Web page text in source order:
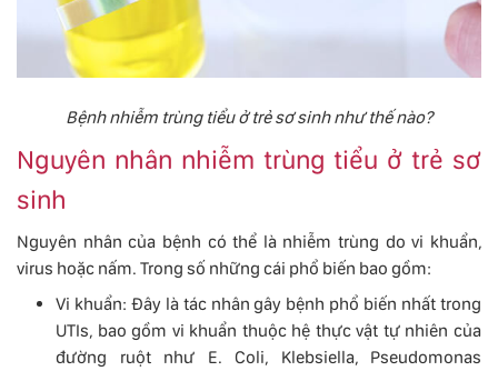
Bệnh nhiễm trùng tiểu ở trẻ sơ sinh như thế nào?
Nguyên nhân nhiễm trùng tiểu ở trẻ sơ
sinh
Nguyên nhân của bệnh có thể là nhiễm trùng do vi khuẩn,
virus hoặc nấm. Trong số những cái phổ biến bao gồm:
Vi khuẩn: Đây là tác nhân gây bệnh phổ biến nhất trong
UTIs, bao gồm vi khuẩn thuộc hệ thực vật tự nhiên của
đường ruột như E. Coli, Klebsiella, Pseudomonas